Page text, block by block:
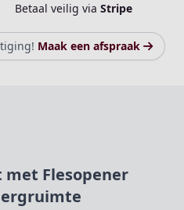
Betaal veilig via Stripe
Maak een afspraak
met Flesopener